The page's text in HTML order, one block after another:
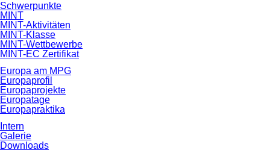
Schwerpunkte
MINT
MINT-Aktivitäten
MINT-Klasse
MINT-Wettbewerbe
MINT-EC Zertifikat
Europa am MPG
Europaprofil
Europaprojekte
Europatage
Europapraktika
Intern
Galerie
Downloads